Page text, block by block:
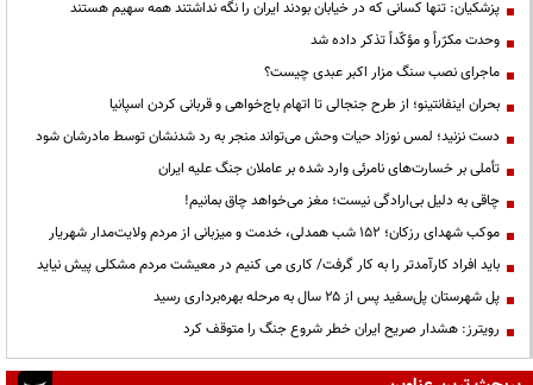
پزشکیان: تنها کسانی که در خیابان بودند ایران را نگه نداشتند همه سهیم هستند
وحدت مکرّراً و مؤکّداً تذکر داده شد
ماجرای نصب سنگ مزار اکبر عبدی چیست؟
بحران اینفانتینو؛ از طرح جنجالی تا اتهام باج‌خواهی و قربانی کردن اسپانیا
دست نزنید؛ لمس نوزاد حیات وحش می‌تواند منجر به رد شدنشان توسط مادرشان شود
تأملی بر خسارت‌های نامرئی وارد شده بر عاملان جنگ علیه ایران
چاقی به دلیل بی‌ارادگی نیست؛ مغز می‌خواهد چاق بمانیم!
موکب شهدای رزکان؛ ۱۵۲ شب همدلی، خدمت و میزبانی از مردم ولایت‌مدار شهریار
باید افراد کارآمدتر را به کار گرفت/ کاری می کنیم در معیشت مردم مشکلی پیش نیاید
پل شهرستان پل‌سفید پس از ۲۵ سال به مرحله بهره‌برداری رسید
رویترز: هشدار صریح ایران خطر شروع جنگ را متوقف کرد